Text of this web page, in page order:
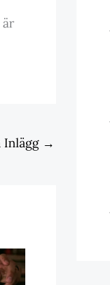
är
Inlägg →